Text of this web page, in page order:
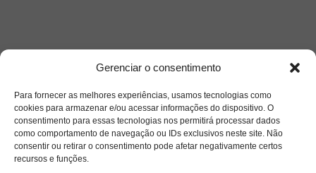
Gerenciar o consentimento
Para fornecer as melhores experiências, usamos tecnologias como
cookies para armazenar e/ou acessar informações do dispositivo. O
consentimento para essas tecnologias nos permitirá processar dados
como comportamento de navegação ou IDs exclusivos neste site. Não
consentir ou retirar o consentimento pode afetar negativamente certos
recursos e funções.